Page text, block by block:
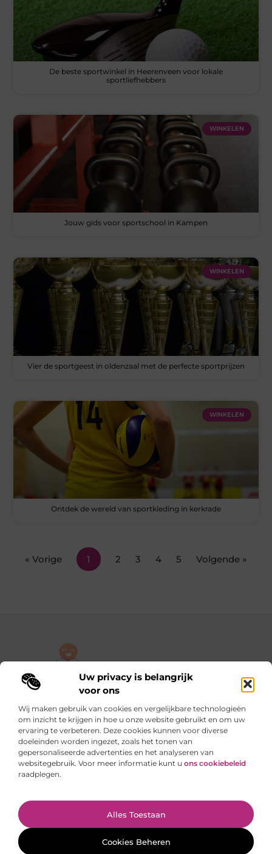
Uw privacy is belangrijk
voor ons
Wij maken gebruik van cookies en vergelijkbare technologieën
om inzicht te krijgen in hoe u onze website gebruikt en om uw
ervaring te verbeteren. Deze cookies kunnen voor diverse
doeleinden worden ingezet, zoals het tonen van
gepersonaliseerde advertenties en het analyseren van
websitegebruik. Voor meer informatie kunt u ons cookiebeleid
raadplegen.
Alles Toestaan
Cookies Beheren
Ga Naar
De beste sportwinkel in Heerenveen voor lokale
sportliefhebbers
WINKELEN
Jouw gids voor sportschool in Kampen
WINKELEN
Vier de sportgeest in oldenzaal met de perfecte sportprijzen
WINKELEN
Ontdek de wereld van sportkleding in kerkrade
« Vorige 1 2 3 4 5 Volgende »
De plek om jouw verhaal te delen, gratis en eenvoudig.
Verken een rijke verzameling blogs en artikelen die alles uit het
dagelijks leven behandelen, van persoonlijke verhalen tot
praktische tips.
Onze informatie
@2025 www.gratis-artikel-plaatsen.nl. All Right Reserved.